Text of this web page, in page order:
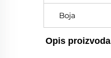
Boja
Opis proizvoda